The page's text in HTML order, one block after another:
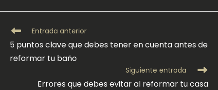
Leer
artículos
Entrada anterior
5 puntos clave que debes tener en cuenta antes de
reformar tu baño
Siguiente entrada
Errores que debes evitar al reformar tu casa